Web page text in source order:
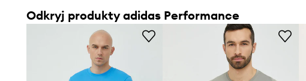
Odkryj produkty adidas Performance